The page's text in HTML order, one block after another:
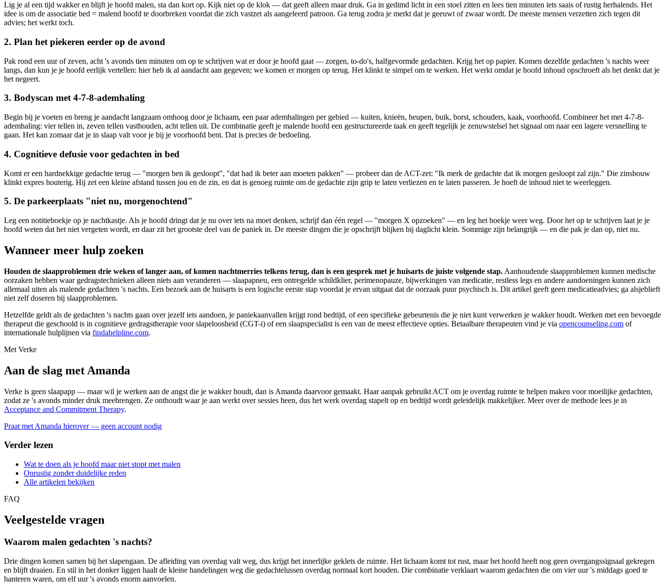
Lig je al een tijd wakker en blijft je hoofd malen, sta dan kort op. Kijk niet op de klok — dat geeft alleen maar druk. Ga in gedimd licht in een stoel zitten en lees tien minuten iets saais of rustig herhalends. Het
idee is om de associatie bed = malend hoofd te doorbreken voordat die zich vastzet als aangeleerd patroon. Ga terug zodra je merkt dat je geeuwt of zwaar wordt. De meeste mensen verzetten zich tegen dit
advies; het werkt toch.
2. Plan het piekeren eerder op de avond
Pak rond een uur of zeven, acht 's avonds tien minuten om op te schrijven wat er door je hoofd gaat — zorgen, to-do's, halfgevormde gedachten. Krijg het op papier. Komen dezelfde gedachten 's nachts weer
langs, dan kun je je hoofd eerlijk vertellen: hier heb ik al aandacht aan gegeven; we komen er morgen op terug. Het klinkt te simpel om te werken. Het werkt omdat je hoofd inhoud opschroeft als het denkt dat je
het negeert.
3. Bodyscan met 4-7-8-ademhaling
Begin bij je voeten en breng je aandacht langzaam omhoog door je lichaam, een paar ademhalingen per gebied — kuiten, knieën, heupen, buik, borst, schouders, kaak, voorhoofd. Combineer het met 4-7-8-
ademhaling: vier tellen in, zeven tellen vasthouden, acht tellen uit. De combinatie geeft je malende hoofd een gestructureerde taak en geeft tegelijk je zenuwstelsel het signaal om naar een lagere versnelling te
gaan. Het kan zomaar dat je in slaap valt voor je bij je voorhoofd bent. Dat is precies de bedoeling.
4. Cognitieve defusie voor gedachten in bed
Komt er een hardnekkige gedachte terug — "morgen ben ik gesloopt", "dat had ik beter aan moeten pakken" — probeer dan de ACT-zet: "Ik merk de gedachte dat ik morgen gesloopt zal zijn." Die zinsbouw
klinkt expres houterig. Hij zet een kleine afstand tussen jou en de zin, en dat is genoeg ruimte om de gedachte zijn grip te laten verliezen en te laten passeren. Je hoeft de inhoud niet te weerleggen.
5. De parkeerplaats "niet nu, morgenochtend"
Leg een notitieboekje op je nachtkastje. Als je hoofd dringt dat je nu over iets na moet denken, schrijf dan één regel — "morgen X opzoeken" — en leg het boekje weer weg. Door het op te schrijven laat je je
hoofd weten dat het niet vergeten wordt, en daar zit het grootste deel van de paniek in. De meeste dingen die je opschrijft blijken bij daglicht klein. Sommige zijn belangrijk — en die pak je dan op, niet nu.
Wanneer meer hulp zoeken
Houden de slaapproblemen drie weken of langer aan, of komen nachtmerries telkens terug, dan is een gesprek met je huisarts de juiste volgende stap. Aanhoudende slaapproblemen kunnen medische
oorzaken hebben waar gedragstechnieken alleen niets aan veranderen — slaapapneu, een ontregelde schildklier, perimenopauze, bijwerkingen van medicatie, restless legs en andere aandoeningen kunnen zich
allemaal uiten als malende gedachten 's nachts. Een bezoek aan de huisarts is een logische eerste stap voordat je ervan uitgaat dat de oorzaak puur psychisch is. Dit artikel geeft geen medicatieadvies; ga alsjeblieft
niet zelf doseren bij slaapproblemen.
Hetzelfde geldt als de gedachten 's nachts gaan over jezelf iets aandoen, je paniekaanvallen krijgt rond bedtijd, of een specifieke gebeurtenis die je niet kunt verwerken je wakker houdt. Werken met een bevoegde
therapeut die geschoold is in cognitieve gedragstherapie voor slapeloosheid (CGT-i) of een slaapspecialist is een van de meest effectieve opties. Betaalbare therapeuten vind je via opencounseling.com of
internationale hulplijnen via findahelpline.com.
Met Verke
Aan de slag met Amanda
Verke is geen slaapapp — maar wil je werken aan de angst die je wakker houdt, dan is Amanda daarvoor gemaakt. Haar aanpak gebruikt ACT om je overdag ruimte te helpen maken voor moeilijke gedachten,
zodat ze 's avonds minder druk meebrengen. Ze onthoudt waar je aan werkt over sessies heen, dus het werk overdag stapelt op en bedtijd wordt geleidelijk makkelijker. Meer over de methode lees je in
Acceptance and Commitment Therapy.
Praat met Amanda hierover — geen account nodig
Verder lezen
Wat te doen als je hoofd maar niet stopt met malen
Onrustig zonder duidelijke reden
Alle artikelen bekijken
FAQ
Veelgestelde vragen
Waarom malen gedachten 's nachts?
Drie dingen komen samen bij het slapengaan. De afleiding van overdag valt weg, dus krijgt het innerlijke geklets de ruimte. Het lichaam komt tot rust, maar het hoofd heeft nog geen overgangssignaal gekregen
en blijft draaien. En stil in het donker liggen haalt de kleine handelingen weg die gedachtelussen overdag normaal kort houden. Die combinatie verklaart waarom gedachten die om vier uur 's middags goed te
hanteren waren, om elf uur 's avonds enorm aanvoelen.